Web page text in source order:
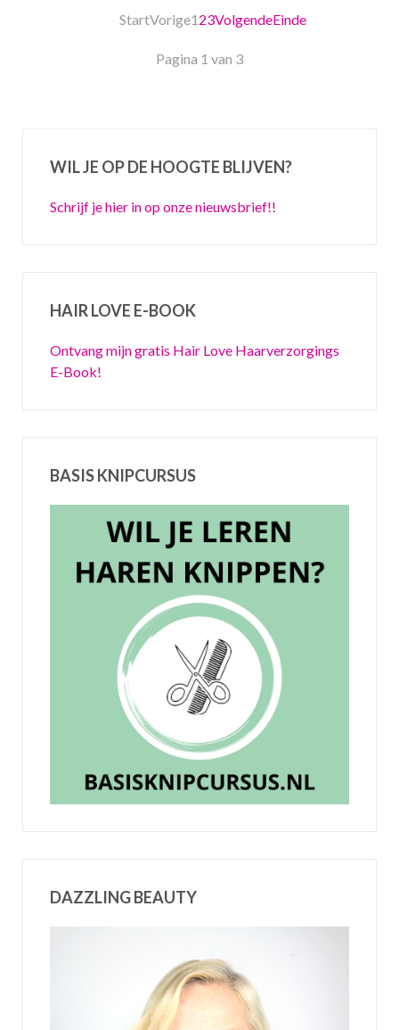
StartVorige1 23VolgendeEinde
Pagina 1 van 3
WIL JE OP DE HOOGTE BLIJVEN?
Schrijf je hier in op onze nieuwsbrief!!
HAIR LOVE E-BOOK
Ontvang mijn gratis Hair Love Haarverzorgings
E-Book!
BASIS KNIPCURSUS
DAZZLING BEAUTY